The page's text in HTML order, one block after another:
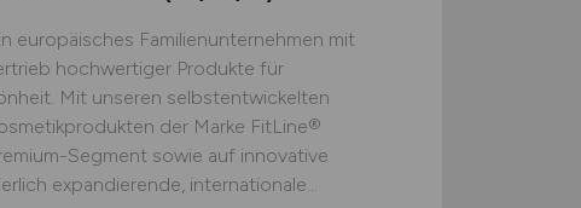
europäisches Familienunternehmen mit
hochwertiger Produkte für
Mit unseren selbstentwickelten
der Marke FitLine®
Segment sowie auf innovative
expandierende, internationale...